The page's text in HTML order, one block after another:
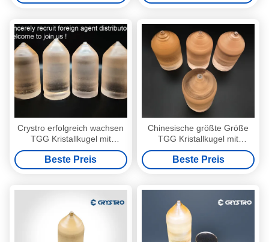
Crystro erfolgreich wachsen
TGG Kristallkugel mit
Durchmesser 3 Zoll 76mm
Beste Preis
Chinesische größte Größe
TGG Kristallkugel mit
Durchmesser 3 Zoll 76mm
Beste Preis